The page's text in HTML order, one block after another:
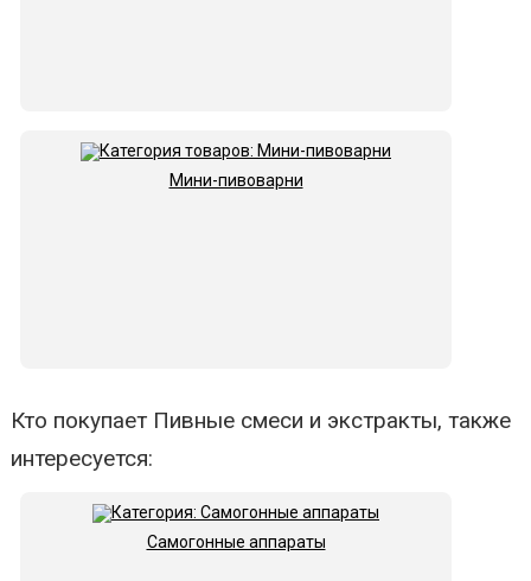
Мини-пивоварни
Кто покупает Пивные смеси и экстракты, также
интересуется:
Самогонные аппараты